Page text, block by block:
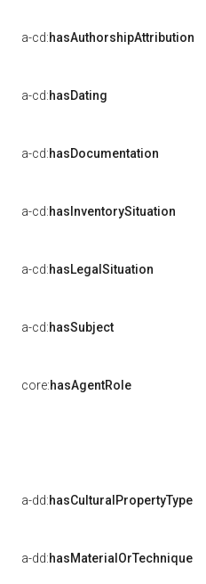
a-cd:hasAuthorshipAttribution
a-cd:hasDating
a-cd:hasDocumentation
a-cd:hasInventorySituation
a-cd:hasLegalSituation
a-cd:hasSubject
core:hasAgentRole
a-dd:hasCulturalPropertyType
a-dd:hasMaterialOrTechnique